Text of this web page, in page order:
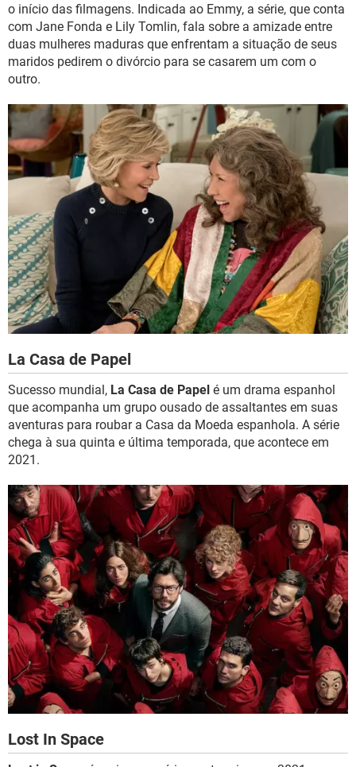
o início das filmagens. Indicada ao Emmy, a série, que conta
com Jane Fonda e Lily Tomlin, fala sobre a amizade entre
duas mulheres maduras que enfrentam a situação de seus
maridos pedirem o divórcio para se casarem um com o
outro.
La Casa de Papel
Sucesso mundial, La Casa de Papel é um drama espanhol
que acompanha um grupo ousado de assaltantes em suas
aventuras para roubar a Casa da Moeda espanhola. A série
chega à sua quinta e última temporada, que acontece em
2021.
Lost In Space